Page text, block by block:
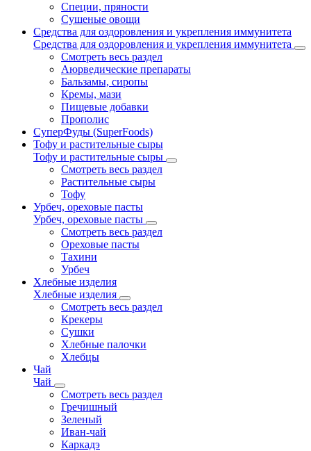
Специи, пряности
Сушеные овощи
Средства для оздоровления и укрепления иммунитета
Средства для оздоровления и укрепления иммунитета
Смотреть весь раздел
Аюрведические препараты
Бальзамы, сиропы
Кремы, мази
Пищевые добавки
Прополис
СуперФуды (SuperFoods)
Тофу и растительные сыры
Тофу и растительные сыры
Смотреть весь раздел
Растительные сыры
Тофу
Урбеч, ореховые пасты
Урбеч, ореховые пасты
Смотреть весь раздел
Ореховые пасты
Тахини
Урбеч
Хлебные изделия
Хлебные изделия
Смотреть весь раздел
Крекеры
Сушки
Хлебные палочки
Хлебцы
Чай
Чай
Смотреть весь раздел
Гречишный
Зеленый
Иван-чай
Каркадэ